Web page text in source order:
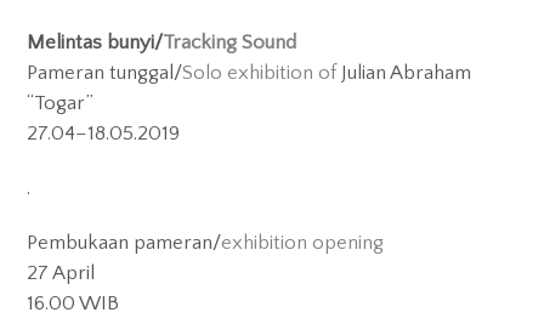
Melintas bunyi/Tracking Sound
Pameran tunggal/Solo exhibition of Julian Abraham
“Togar”
27.04–18.05.2019
.
Pembukaan pameran/exhibition opening
27 April
16.00 WIB